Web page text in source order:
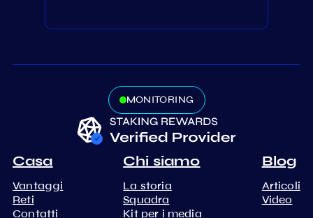
MONITORING
Casa
Vantaggi
Reti
Contatti
Chi siamo
La storia
Squadra
Kit per i media
Blog
Articoli
Video